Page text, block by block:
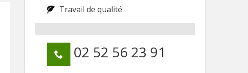
Travail de qualité
02 52 56 23 91